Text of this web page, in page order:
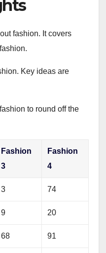
fashion. It covers
Key ideas are
to round off the
Fashion
3
Fashion
4
3 74
9 20
68 91